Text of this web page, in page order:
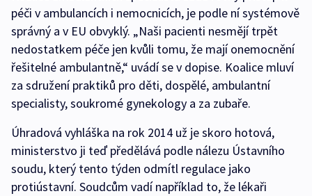
péči v ambulancích i nemocnicích, je podle ní systémově
správný a v EU obvyklý. „Naši pacienti nesmějí trpět
nedostatkem péče jen kvůli tomu, že mají onemocnění
řešitelné ambulantně,“ uvádí se v dopise. Koalice mluví
za sdružení praktiků pro děti, dospělé, ambulantní
specialisty, soukromé gynekology a za zubaře.
Úhradová vyhláška na rok 2014 už je skoro hotová,
ministerstvo ji teď předělává podle nálezu Ústavního
soudu, který tento týden odmítl regulace jako
protiústavní. Soudcům vadí například to, že lékaři